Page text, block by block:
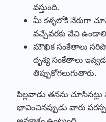
వస్తుంది.
మీ కళ్ళలోకి నేరుగా
వచ్చేవరకు వేచి
మౌఖిక సంకేతాలు
దృశ్య సంకేతాలు
తిప్పుకోగలుగుతారు.
పిల్లవాడు తనను
భావించినప్పుడు వారు